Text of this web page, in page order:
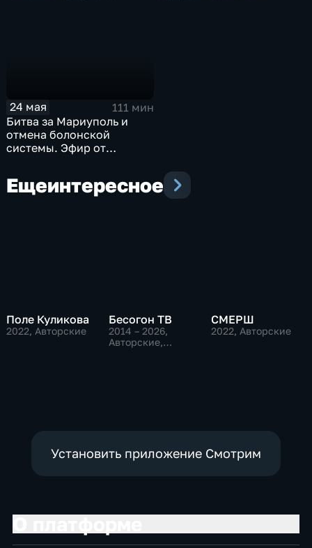
24 мая
111 мин
Битва за Мариуполь и
отмена болонской
системы. Эфир от
Ещеинтересное
Поле Куликова
2022, Авторские
Бесогон ТВ
2014 – 2026,
Авторские,
СМЕРШ
2022, Авторские
Установить приложение Смотрим